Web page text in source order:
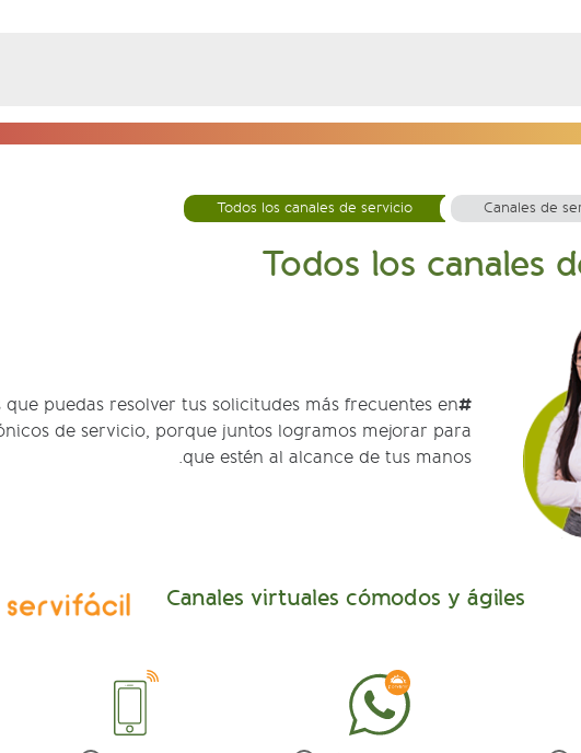
Canales de
Todos los canales de servicio
Todos los canales
#Avancemosjuntos
puedas resolver tus solicitudes más frecuentes en
de servicio, porque juntos logramos mejorar para
que estén al alcance de tus manos.
Canales virtuales cómodos y ágiles